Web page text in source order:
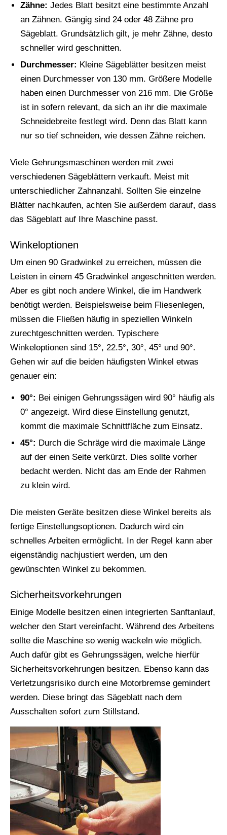
Zähne: Jedes Blatt besitzt eine bestimmte Anzahl
an Zähnen. Gängig sind 24 oder 48 Zähne pro
Sägeblatt. Grundsätzlich gilt, je mehr Zähne, desto
schneller wird geschnitten.
Durchmesser: Kleine Sägeblätter besitzen meist
einen Durchmesser von 130 mm. Größere Modelle
haben einen Durchmesser von 216 mm. Die Größe
ist in sofern relevant, da sich an ihr die maximale
Schneidebreite festlegt wird. Denn das Blatt kann
nur so tief schneiden, wie dessen Zähne reichen.
Viele Gehrungsmaschinen werden mit zwei
verschiedenen Sägeblättern verkauft. Meist mit
unterschiedlicher Zahnanzahl. Sollten Sie einzelne
Blätter nachkaufen, achten Sie außerdem darauf, dass
das Sägeblatt auf Ihre Maschine passt.
Winkeloptionen
Um einen 90 Gradwinkel zu erreichen, müssen die
Leisten in einem 45 Gradwinkel angeschnitten werden.
Aber es gibt noch andere Winkel, die im Handwerk
benötigt werden. Beispielsweise beim Fliesenlegen,
müssen die Fließen häufig in speziellen Winkeln
zurechtgeschnitten werden. Typischere
Winkeloptionen sind 15°, 22.5°, 30°, 45° und 90°.
Gehen wir auf die beiden häufigsten Winkel etwas
genauer ein:
90°: Bei einigen Gehrungssägen wird 90° häufig als
0° angezeigt. Wird diese Einstellung genutzt,
kommt die maximale Schnittfläche zum Einsatz.
45°: Durch die Schräge wird die maximale Länge
auf der einen Seite verkürzt. Dies sollte vorher
bedacht werden. Nicht das am Ende der Rahmen
zu klein wird.
Die meisten Geräte besitzen diese Winkel bereits als
fertige Einstellungsoptionen. Dadurch wird ein
schnelles Arbeiten ermöglicht. In der Regel kann aber
eigenständig nachjustiert werden, um den
gewünschten Winkel zu bekommen.
Sicherheitsvorkehrungen
Einige Modelle besitzen einen integrierten Sanftanlauf,
welcher den Start vereinfacht. Während des Arbeitens
sollte die Maschine so wenig wackeln wie möglich.
Auch dafür gibt es Gehrungssägen, welche hierfür
Sicherheitsvorkehrungen besitzen. Ebenso kann das
Verletzungsrisiko durch eine Motorbremse gemindert
werden. Diese bringt das Sägeblatt nach dem
Ausschalten sofort zum Stillstand.